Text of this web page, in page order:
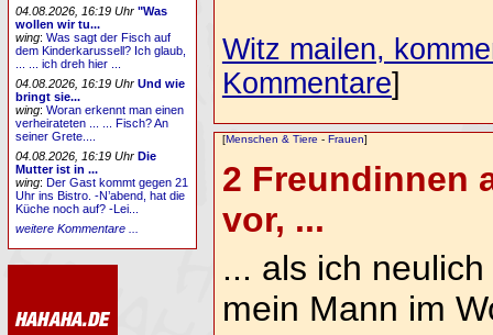
Witz mailen,
Kommentare]
[Menschen & Tiere - Frauen]
2 Freundinnen
vor, ...
... als ich
mein Mann im
04.08.2026, 16:19 Uhr "Was
wollen wir tu...
wing:Was sagt der Fisch auf
dem Kinderkarussell? Ich glaub,
... ... ich dreh hier ...
04.08.2026, 16:19 Uhr Und wie
bringt sie...
wing:Woran erkennt man einen
verheirateten ... ... Fisch? An
seiner Grete....
04.08.2026, 16:19 Uhr Die
Mutter ist in ...
wing:Der Gast kommt gegen 21
Uhr ins Bistro. -N’abend, hat die
Küche noch auf? -Lei...
weitere Kommentare ...